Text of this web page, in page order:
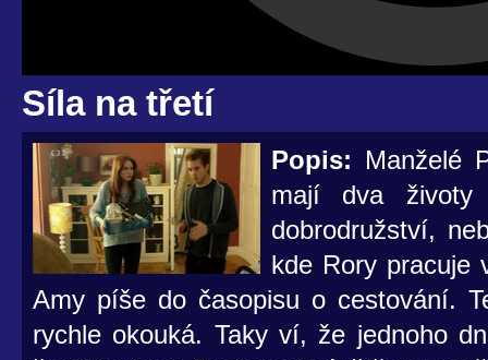
Síla na třetí
Popis: Manželé
mají dva
dobrodružství,
kde Rory pracuje
Amy píše do časopisu o cestování.
rychle okouká. Taky ví, že jednoho